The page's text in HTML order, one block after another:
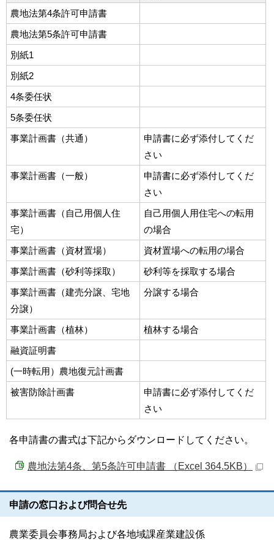
農地法第4条許可申請書
農地法第5条許可申請書
別紙1
別紙2
4条委任状
5条委任状
事業計画書（共通）
申請書に必ず添付してくだ
さい
事業計画書（一般）
申請書に必ず添付してくだ
さい
事業計画書（自己用個人住
宅）
自己用個人用住宅への転用
の場合
事業計画書（資材置場）
資材置場への転用の場合
事業計画書（砂利等採取）
砂利等を採取する場合
事業計画書（建売分譲、宅地
分譲）
分譲する場合
事業計画書（植林）
植林する場合
融資証明書
(一時転用）農地復元計画書
被害防除計画書
申請書に必ず添付してくだ
さい
各申請書の書式は下記からダウンロードしてください。
農地法第4条、第5条許可申請書 （Excel 364.5KB）
申請の窓口および問合せ先
農業委員会事務局および各地域課産業建設係